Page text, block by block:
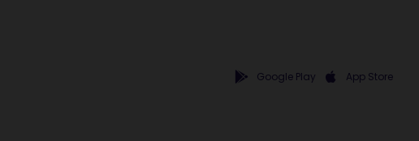
Google Play App Store